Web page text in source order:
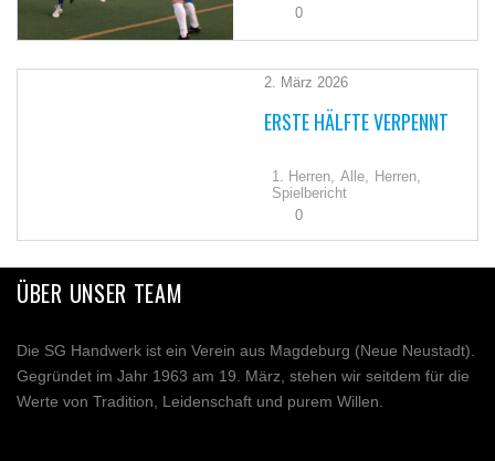
0
2. März 2026
ERSTE HÄLFTE VERPENNT
1. Herren, Alle, Herren,
Spielbericht
0
ÜBER UNSER TEAM
Die SG Handwerk ist ein Verein aus Magdeburg (Neue Neustadt).
Gegründet im Jahr 1963 am 19. März, stehen wir seitdem für die
Werte von Tradition, Leidenschaft und purem Willen.